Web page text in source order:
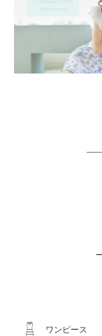
ワンピース